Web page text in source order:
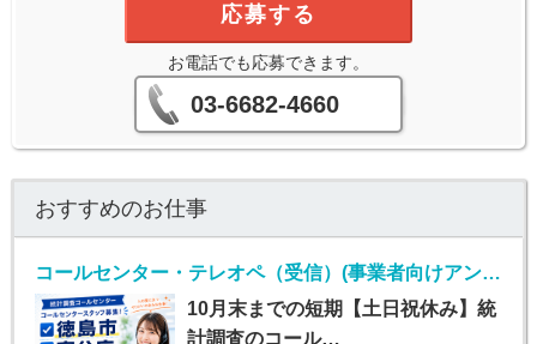
応募する
お電話でも応募できます。
03-6682-4660
おすすめのお仕事
コールセンター・テレオペ（受信）(事業者向けアンケート不備確認のお仕事)
10月末までの短期【土日祝休み】統
計調査のコール…